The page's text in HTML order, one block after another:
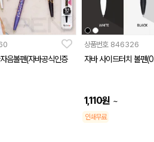
음볼펜(자바공식인증
상품번호 846326
자바 사이드터치 볼펜
1,110원 ~
인쇄무료